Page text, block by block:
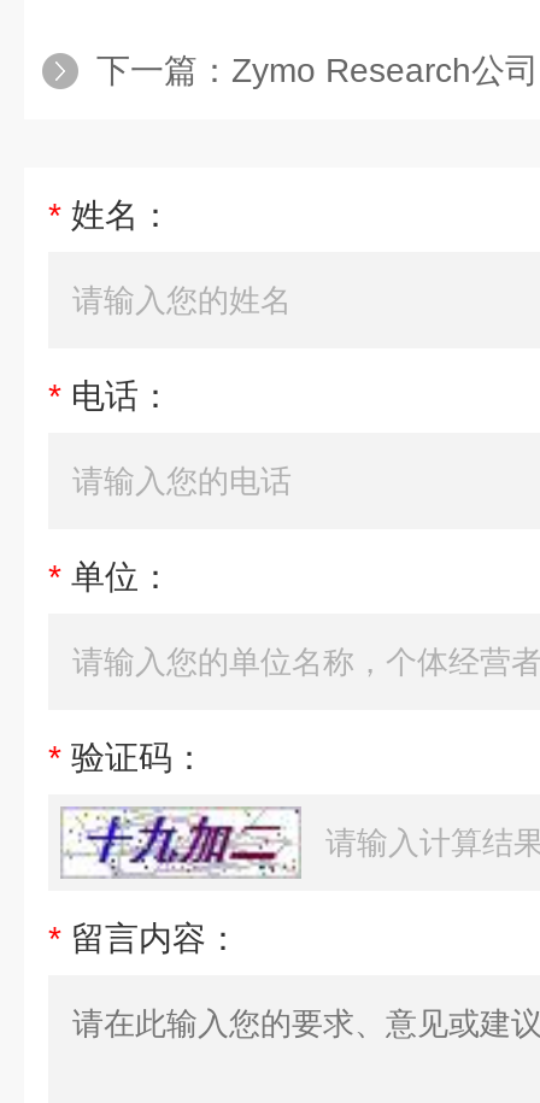
下一篇： Zymo Research公
* 姓名：
* 电话：
* 单位：
* 验证码：
* 留言内容：